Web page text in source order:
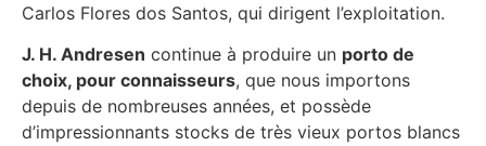
Carlos Flores dos Santos, qui dirigent l’exploitation.
J. H. Andresen continue à produire un porto de
choix, pour connaisseurs, que nous importons
depuis de nombreuses années, et possède
d’impressionnants stocks de très vieux portos blancs